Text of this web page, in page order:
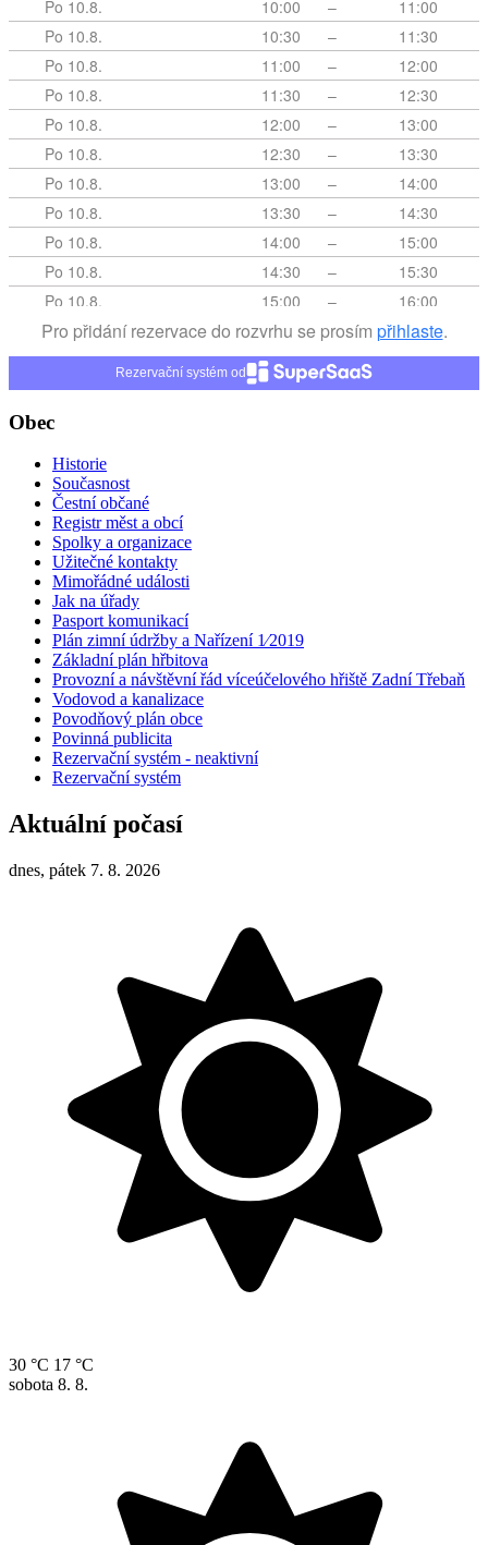
Rezervační systém od
Obec
Historie
Současnost
Čestní občané
Registr měst a obcí
Spolky a organizace
Užitečné kontakty
Mimořádné události
Jak na úřady
Pasport komunikací
Plán zimní údržby a Nařízení 1⁄2019
Základní plán hřbitova
Provozní a návštěvní řád víceúčelového hřiště Zadní Třebaň
Vodovod a kanalizace
Povodňový plán obce
Povinná publicita
Rezervační systém - neaktivní
Rezervační systém
Aktuální počasí
dnes, pátek 7. 8. 2026
30 °C 17 °C
sobota 8. 8.